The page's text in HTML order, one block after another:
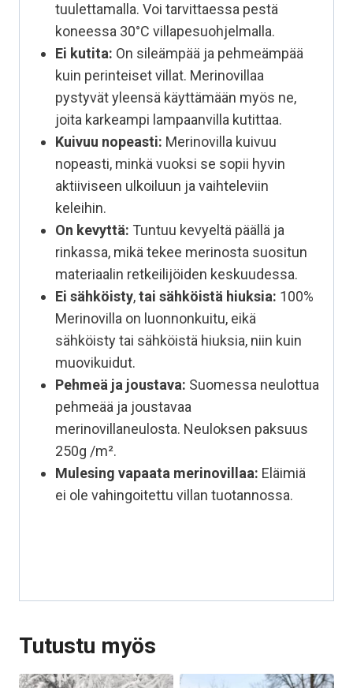
tuulettamalla. Voi tarvittaessa pestä
koneessa 30°C villapesuohjelmalla.
Ei kutita: On sileämpää ja pehmeämpää
kuin perinteiset villat. Merinovillaa
pystyvät yleensä käyttämään myös ne,
joita karkeampi lampaanvilla kutittaa.
Kuivuu nopeasti: Merinovilla kuivuu
nopeasti, minkä vuoksi se sopii hyvin
aktiiviseen ulkoiluun ja vaihteleviin
keleihin.
On kevyttä: Tuntuu kevyeltä päällä ja
rinkassa, mikä tekee merinosta suositun
materiaalin retkeilijöiden keskuudessa.
Ei sähköisty,tai sähköistä hiuksia: 100%
Merinovilla on luonnonkuitu, eikä
sähköisty tai sähköistä hiuksia, niin kuin
muovikuidut.
Pehmeä ja joustava: Suomessa neulottua
pehmeää ja joustavaa
merinovillaneulosta. Neuloksen paksuus
250g /m².
Mulesing vapaata merinovillaa: Eläimiä
ei ole vahingoitettu villan tuotannossa.
Tutustu myös